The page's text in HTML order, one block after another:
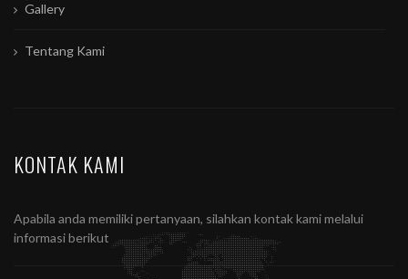
Gallery
Tentang Kami
KONTAK KAMI
Apabila anda memiliki pertanyaan, silahkan kontak kami melalui
informasi berikut